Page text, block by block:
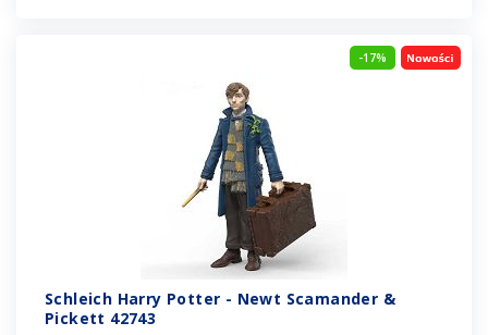
-17%
Schleich Harry Potter - Newt Scamander &
Pickett 42743